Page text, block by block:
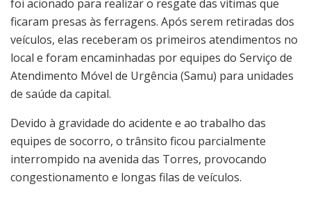
foi acionado para realizar o resgate das vítimas que
ficaram presas às ferragens. Após serem retiradas dos
veículos, elas receberam os primeiros atendimentos no
local e foram encaminhadas por equipes do Serviço de
Atendimento Móvel de Urgência (Samu) para unidades
de saúde da capital.
Devido à gravidade do acidente e ao trabalho das
equipes de socorro, o trânsito ficou parcialmente
interrompido na avenida das Torres, provocando
congestionamento e longas filas de veículos.